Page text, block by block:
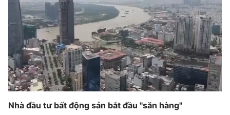
THỜI BÁO VTV
Theo dõi báo trên
Cơ quan chủ quản:Đài Truyền hình Việt Nam
Nhà đầu tư bất động sản bắt đầu "săn hàng"